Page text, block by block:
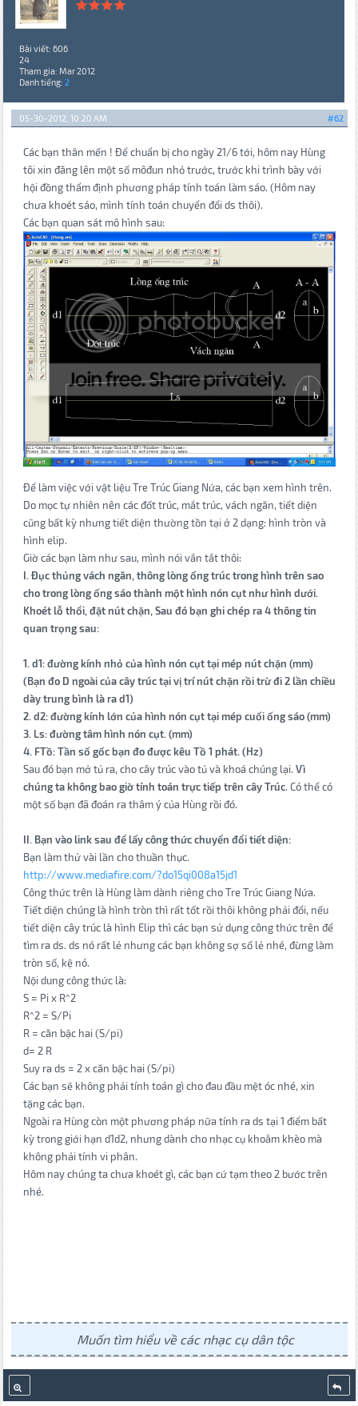
Bài viết: 606
24
Tham gia: Mar 2012
Danh tiếng: 2
#62
05-30-2012, 10:20 AM
Các bạn thân mến ! Để chuẩn bị cho ngày 21/6 tới, hôm nay Hùng
tôi xin đăng lên một số môđun nhỏ trước, trước khi trình bày với
hội đồng thẩm định phương pháp tính toán làm sáo. (Hôm nay
chưa khoét sáo, mình tính toán chuyển đổi ds thôi).
Các bạn quan sát mô hình sau:
Để làm việc với vật liệu Tre Trúc Giang Nứa, các bạn xem hình trên.
Do mọc tự nhiên nên các đốt trúc, mắt trúc, vách ngăn, tiết diện
cũng bất kỳ nhưng tiết diện thường tồn tại ở 2 dạng: hình tròn và
hình elip.
Giờ các bạn làm như sau, mình nói vắn tắt thôi:
I. Đục thủng vách ngăn, thông lòng ống trúc trong hình trên sao
cho trong lòng ống sáo thành một hình nón cụt như hình dưới.
Khoét lỗ thổi, đặt nút chặn, Sau đó bạn ghi chép ra 4 thông tin
quan trọng sau:
1. d1: đường kính nhỏ của hình nón cụt tại mép nút chặn (mm)
(Bạn đo D ngoài của cây trúc tại vị trí nút chặn rồi trừ đi 2 lần chiều
dày trung bình là ra d1)
2. d2: đường kính lớn của hình nón cụt tại mép cuối ống sáo (mm)
3. Ls: đường tâm hình nón cụt. (mm)
4. FTồ: Tần số gốc bạn đo được kêu Tồ 1 phát. (Hz)
Sau đó bạn mở tủ ra, cho cây trúc vào tủ và khoá chúng lại. Vì
chúng ta không bao giờ tính toán trực tiếp trên cây Trúc. Có thể có
một số bạn đã đoán ra thâm ý của Hùng rồi đó.
II. Bạn vào link sau để lấy công thức chuyển đổi tiết diện:
Bạn làm thử vài lần cho thuần thục.
http://www.mediafire.com/?do15qi008a15jd1
Công thức trên là Hùng làm dành riêng cho Tre Trúc Giang Nứa.
Tiết diện chúng là hình tròn thì rất tốt rồi thôi không phải đổi, nếu
tiết diện cây trúc là hình Elip thì các bạn sử dụng công thức trên để
tìm ra ds. ds nó rất lẻ nhưng các bạn không sợ số lẻ nhé, đừng làm
tròn số, kệ nó.
Nội dung công thức là:
S = Pi x R^2
R^2 = S/Pi
R = căn bậc hai (S/pi)
d= 2 R
Suy ra ds = 2 x căn bậc hai (S/pi)
Các bạn sẽ không phải tính toán gì cho đau đầu mệt óc nhé, xin
tặng các bạn.
Ngoài ra Hùng còn một phương pháp nữa tính ra ds tại 1 điểm bất
kỳ trong giới hạn d1d2, nhưng dành cho nhạc cụ khoằm khèo mà
không phải tính vi phân.
Hôm nay chúng ta chưa khoét gì, các bạn cứ tạm theo 2 bước trên
nhé.
Muốn tìm hiểu về các nhạc cụ dân tộc